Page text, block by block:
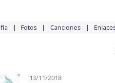
Fotos Canciones
13/11/2018